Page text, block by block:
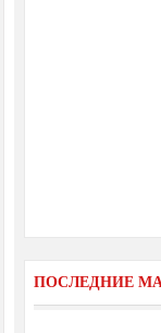
ПОСЛЕДНИЕ